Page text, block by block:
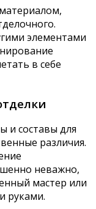
элементами
в себе
и составы для
различия.
неважно,
мастер или
руками.